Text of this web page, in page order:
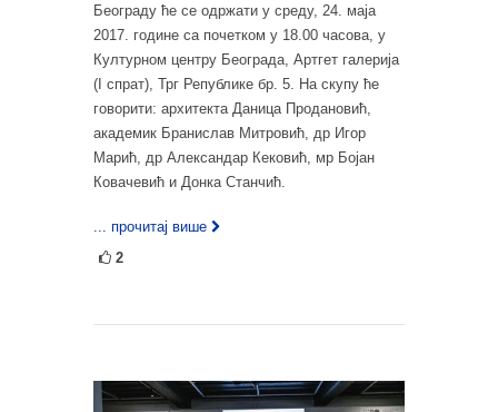
Београду ће се одржати у среду, 24. маја
2017. године са почетком у 18.00 часова, у
Културном центру Београда, Артгет галерија
(I спрат), Трг Републике бр. 5. На скупу ће
говорити: архитекта Даница Продановић,
академик Бранислав Митровић, др Игор
Марић, др Александар Кековић, мр Бојан
Ковачевић и Донка Станчић.
... прочитај више
2